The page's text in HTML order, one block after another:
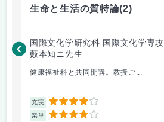
生命と生活の質特論(2)
国際文化学研究科 国際文化学専攻
藪本知ニ先生
健康福祉科と共同開講。教授ご...
充実 4
楽単 4